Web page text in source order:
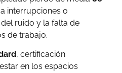
interrupciones o
ruido y la falta de
de trabajo.
, certificación
en los espacios